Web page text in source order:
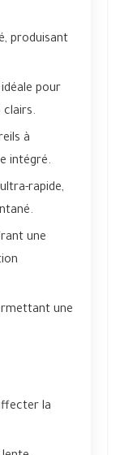
produisant
pour
clairs.
à
intégré.
rapide,
une
une
la